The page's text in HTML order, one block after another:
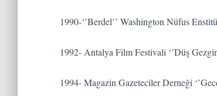
1990-‘’Berdel’’ Washington Nüfus
1992- Antalya Film Festivali ‘’Düş
1994- Magazin Gazeteciler Derneği